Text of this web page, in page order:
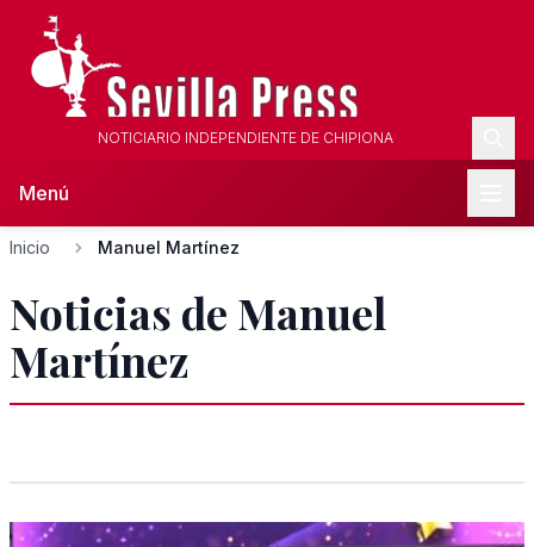
NOTICIARIO INDEPENDIENTE DE CHIPIONA
Menú
Inicio Manuel Martínez
Noticias de Manuel
Martínez